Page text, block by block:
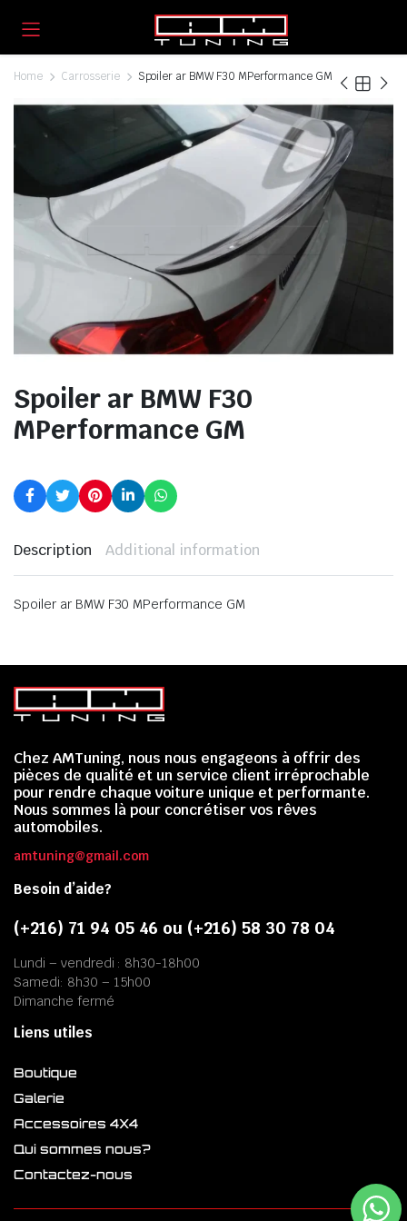
Home Carrosserie Spoiler ar BMW F30 MPerformance GM
Spoiler ar BMW F30
MPerformance GM
Description Additional information
Spoiler ar BMW F30 MPerformance GM
Chez AMTuning, nous nous engageons à offrir des
pièces de qualité et un service client irréprochable
pour rendre chaque voiture unique et performante.
Nous sommes là pour concrétiser vos rêves
automobiles.
amtuning@gmail.com
Besoin d’aide?
(+216) 71 94 05 46 ou (+216) 58 30 78 04
Lundi – vendredi : 8h30-18h00
Samedi: 8h30 – 15h00
Dimanche fermé
Liens utiles
Boutique
Galerie
Accessoires 4X4
Qui sommes nous?
Contactez-nous